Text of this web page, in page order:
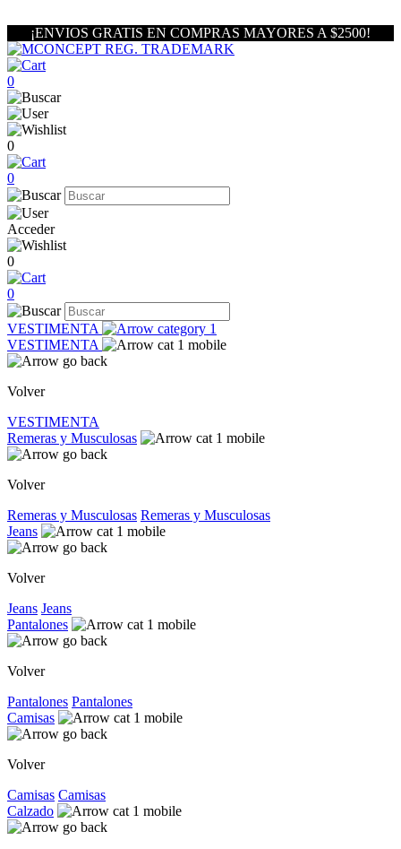
¡ENVIOS GRATIS EN COMPRAS MAYORES A $2500!
0
0
0
Acceder
0
0
VESTIMENTA
VESTIMENTA
Volver
VESTIMENTA
Remeras y Musculosas
Volver
Remeras y Musculosas Remeras y Musculosas
Jeans
Volver
Jeans Jeans
Pantalones
Volver
Pantalones Pantalones
Camisas
Volver
Camisas Camisas
Calzado